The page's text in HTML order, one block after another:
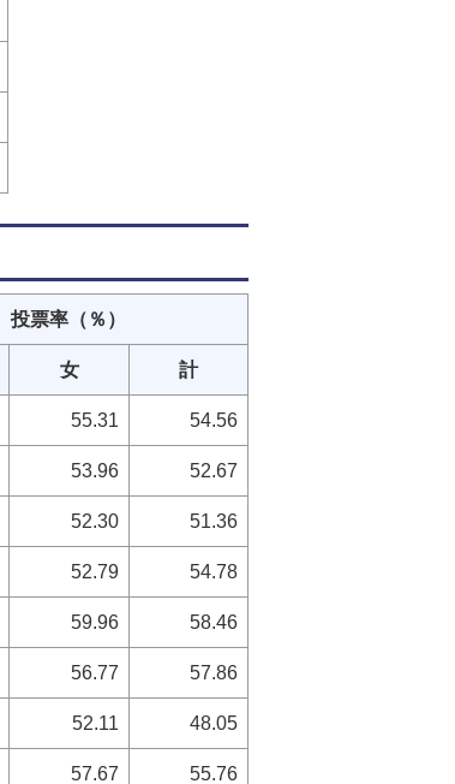
投票率 （％）
女 計
55.31 54.56
53.96 52.67
52.30 51.36
52.79 54.78
59.96 58.46
56.77 57.86
52.11 48.05
57.67 55.76